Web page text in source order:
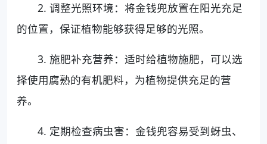
2. 调整光照环境：将金钱兜放置在阳光充足
的位置，保证植物能够获得足够的光照。
3. 施肥补充营养：适时给植物施肥，可以选
择使用腐熟的有机肥料，为植物提供充足的营
养。
4. 定期检查病虫害：金钱兜容易受到蚜虫、